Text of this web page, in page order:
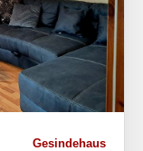
Gesindehaus